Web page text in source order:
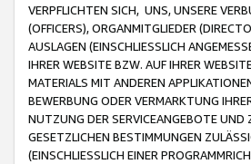
VERPFLICHTEN SICH, UNS, UNSERE
(OFFICERS), ORGANMITGLIEDER
AUSLAGEN (EINSCHLIESSLICH
IHRER WEBSITE BZW. AUF IHRER
MATERIALS MIT ANDEREN
BEWERBUNG ODER VERMARKTUNG
NUTZUNG DER SERVICEANGEBOTE UND
GESETZLICHEN BESTIMMUNGEN
(EINSCHLIESSLICH EINER